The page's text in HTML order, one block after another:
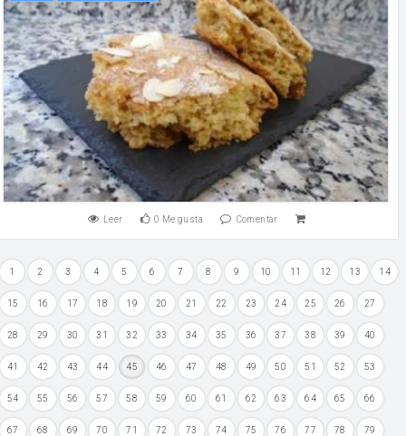
Leer 0 Me gusta Comentar
1 2 3 4 5 6 7 8 9 10 11 12 13 14
15 16 17 18 19 20 21 22 23 24 25 26 27
28 29 30 31 32 33 34 35 36 37 38 39 40
41 42 43 44 45 46 47 48 49 50 51 52 53
54 55 56 57 58 59 60 61 62 63 64 65 66
67 68 69 70 71 72 73 74 75 76 77 78 79